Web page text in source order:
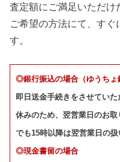
査定額にご満足いただけ
ご希望の方法にて、すぐ
す。
◎銀行振込の場合（ゆうちょ
即日送金手続きをさせてい
休みのため、翌営業日のお
でも15時以降は翌営業日の扱
◎現金書留の場合